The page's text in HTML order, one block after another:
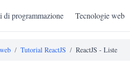
di programmazione Tecnologie web
/ Tutorial ReactJS / ReactJS - Liste